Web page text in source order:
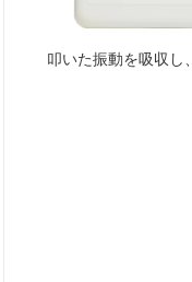
叩いた振動を吸収し